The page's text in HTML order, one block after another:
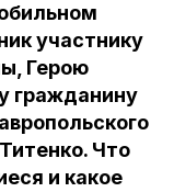
участнику
Герою
гражданину
Что
и какое